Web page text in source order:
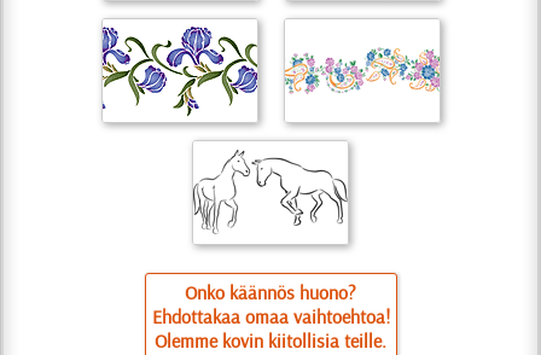
Onko käännös huono?
Ehdottakaa omaa vaihtoehtoa!
Olemme kovin kiitollisia teille.